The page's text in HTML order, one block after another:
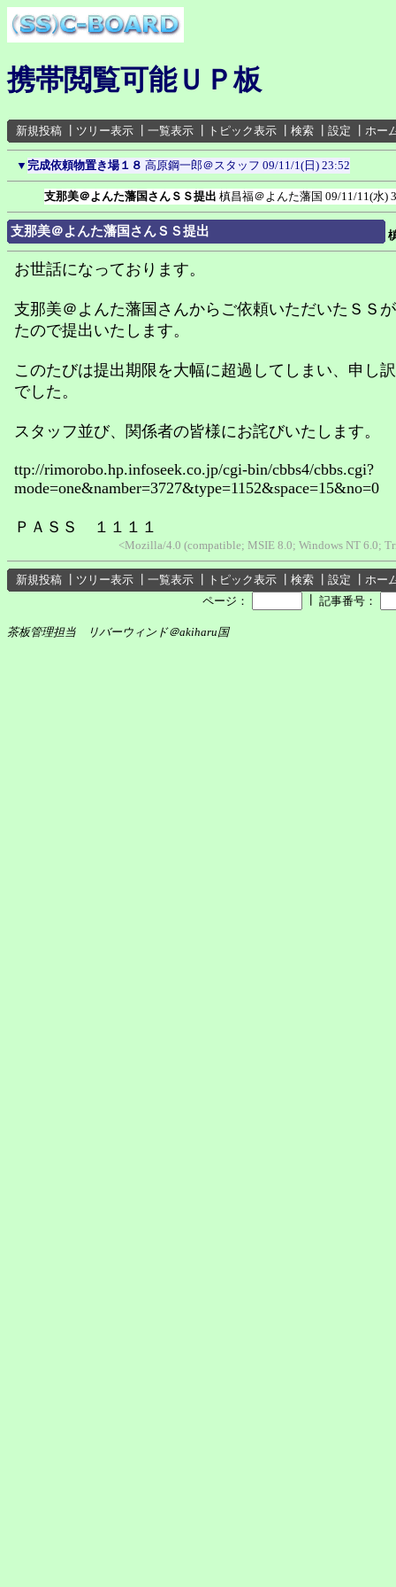
携帯閲覧可能ＵＰ板
新規投稿 ツリー表示 一覧表示 トピック表示 検索 設定 ホー
▼ 完成依頼物置き場１８ 高原鋼一郎＠スタッフ 09/11/1(日) 23:52
支那美＠よんた藩国さんＳＳ提出 槙昌福＠よんた藩国 09/11/11(水)
支那美＠よんた藩国さんＳＳ提出
お世話になっております。
支那美＠よんた藩国さんからご依頼いただいたＳＳ
たので提出いたします。
このたびは提出期限を大幅に超過してしまい、申し
でした。
スタッフ並び、関係者の皆様にお詫びいたします。
ttp://rimorobo.hp.infoseek.co.jp/cgi-bin/cbbs4/cbbs.cgi?
mode=one&namber=3727&type=1152&space=15&no=0
ＰＡＳＳ １１１１
<Mozilla/4.0 (compatible; MSIE 8.0; Windows NT 6.0;
新規投稿 ツリー表示 一覧表示 トピック表示 検索 設定
ホー
ページ：
記事番号：
茶板管理担当 リバーウィンド＠akiharu国